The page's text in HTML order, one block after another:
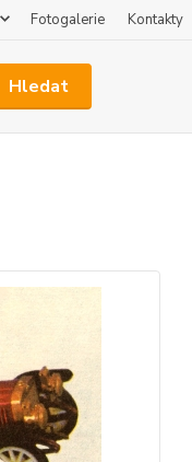
Fotogalerie Kontakty
Hledat